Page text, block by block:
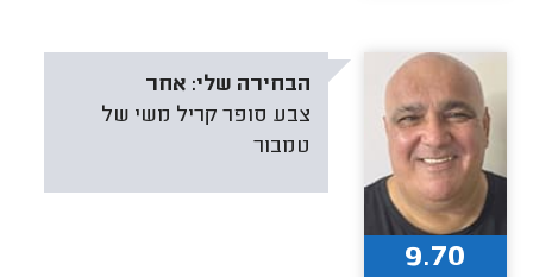
הבחירה שלי: אחר
צבע סופר קריל משי של
טמבור
9.70